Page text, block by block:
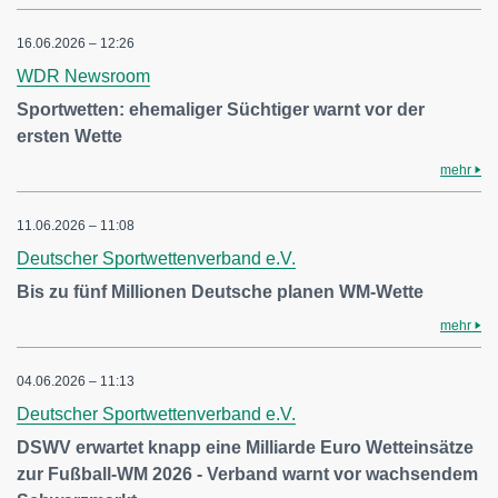
16.06.2026 – 12:26
WDR Newsroom
Sportwetten: ehemaliger Süchtiger warnt vor der
ersten Wette
mehr
11.06.2026 – 11:08
Deutscher Sportwettenverband e.V.
Bis zu fünf Millionen Deutsche planen WM-Wette
mehr
04.06.2026 – 11:13
Deutscher Sportwettenverband e.V.
DSWV erwartet knapp eine Milliarde Euro Wetteinsätze
zur Fußball-WM 2026 - Verband warnt vor wachsendem